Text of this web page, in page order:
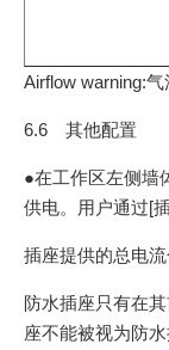
Airflow warning:
6.6 其他配置
●在工作区左侧墙
供电。用户通过[
插座提供的总电
防水插座只有在
座不能被视为防